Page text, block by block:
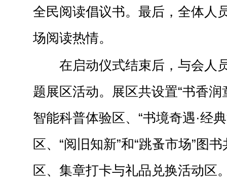
全民阅读倡议书。最后，全体人
场阅读热情。
在启动仪式结束后，与会人
题展区活动。展区共设置“书香
智能科普体验区、“书境奇遇·经
区、“阅旧知新”和“跳蚤市场”图
区、集章打卡与礼品兑换活动区